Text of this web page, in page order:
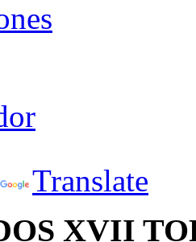
Translate
XVII